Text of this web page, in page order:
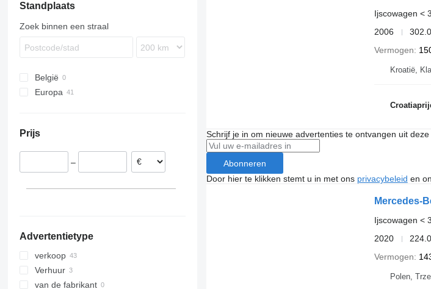
Standplaats
Zoek binnen een straal
België
Europa
Tsjechië
Kroatië
Prijs
–
Advertentietype
verkoop
Verhuur
van de fabrikant
Ijscowagen <
2006
Vermogen
Kroatië,
Schrijf je in om nieuwe advertenties te ontvangen uit deze
Abonneren
Door hier te klikken stemt u in met ons privacybeleid en
Mercedes-
Ijscowagen <
2020
Vermogen
Polen,